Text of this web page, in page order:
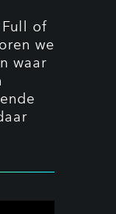
Full of
we
waar